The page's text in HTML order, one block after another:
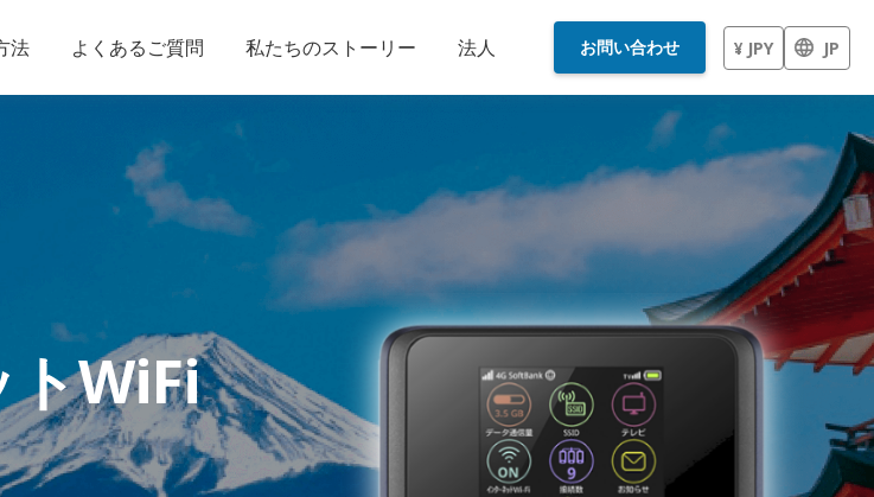
法 よくあるご質問 私たちのストーリー 法人 お問い合わせ ¥ JPY JP
WiFi